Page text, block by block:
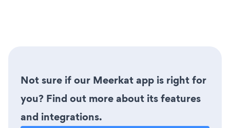
Not sure if our Meerkat app is right for
you? Find out more about its features
and integrations.